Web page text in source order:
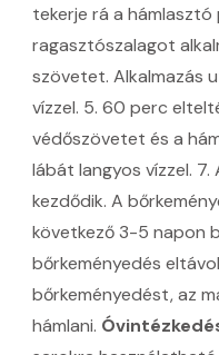
tekerje rá a
ragasztószalagot
szövetet. Alkalmazás
vízzel. 5. 60 perc
védőszövetet és a
lábát langyos vízzel.
kezdődik. A
következő 3-5 napon
bőrkeményedés
bőrkeményedést, az
hámlani.